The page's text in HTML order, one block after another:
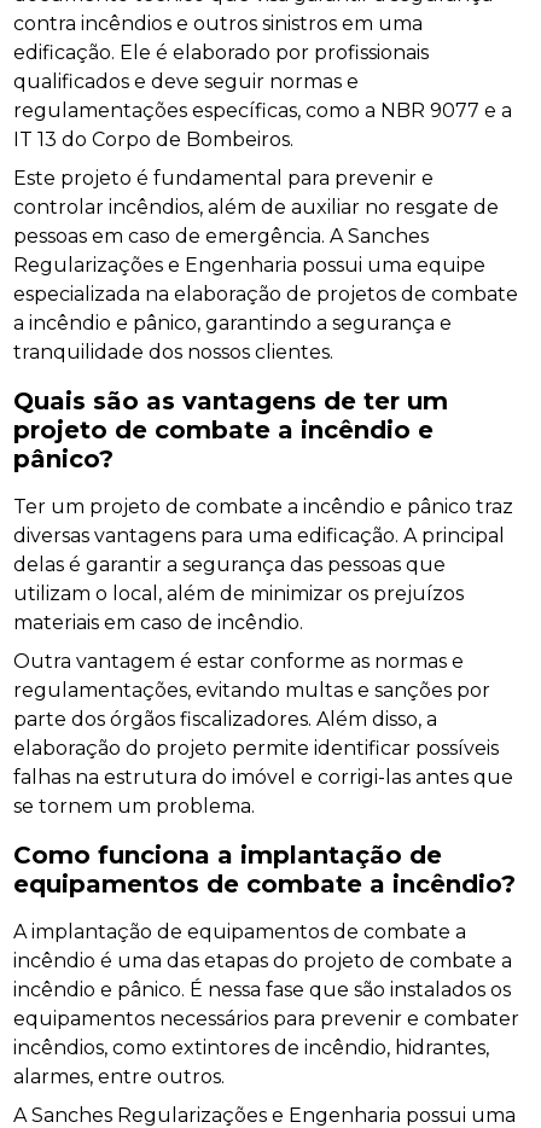
contra incêndios e outros sinistros em uma
edificação. Ele é elaborado por profissionais
qualificados e deve seguir normas e
regulamentações específicas, como a NBR 9077 e a
IT 13 do Corpo de Bombeiros.
Este projeto é fundamental para prevenir e
controlar incêndios, além de auxiliar no resgate de
pessoas em caso de emergência. A Sanches
Regularizações e Engenharia possui uma equipe
especializada na elaboração de projetos de combate
a incêndio e pânico, garantindo a segurança e
tranquilidade dos nossos clientes.
Quais são as vantagens de ter um
projeto de combate a incêndio e
pânico?
Ter um projeto de combate a incêndio e pânico traz
diversas vantagens para uma edificação. A principal
delas é garantir a segurança das pessoas que
utilizam o local, além de minimizar os prejuízos
materiais em caso de incêndio.
Outra vantagem é estar conforme as normas e
regulamentações, evitando multas e sanções por
parte dos órgãos fiscalizadores. Além disso, a
elaboração do projeto permite identificar possíveis
falhas na estrutura do imóvel e corrigi-las antes que
se tornem um problema.
Como funciona a implantação de
equipamentos de combate a incêndio?
A implantação de equipamentos de combate a
incêndio é uma das etapas do projeto de combate a
incêndio e pânico. É nessa fase que são instalados os
equipamentos necessários para prevenir e combater
incêndios, como extintores de incêndio, hidrantes,
alarmes, entre outros.
A Sanches Regularizações e Engenharia possui uma